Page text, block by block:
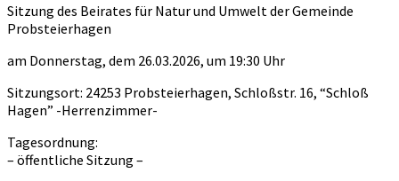
Sitzung des Beirates für Natur und Umwelt der Gemeinde
Probsteierhagen
am Donnerstag, dem 26.03.2026, um 19:30 Uhr
Sitzungsort: 24253 Probsteierhagen, Schloßstr. 16, “Schloß
Hagen” -Herrenzimmer-
Tagesordnung:
– öffentliche Sitzung –